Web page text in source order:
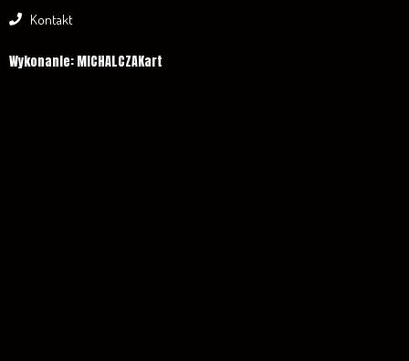
Kontakt
Wykonanie: MICHALCZAKart